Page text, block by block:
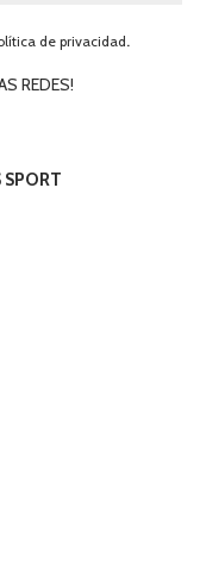
de privacidad.
REDES!
SPORT